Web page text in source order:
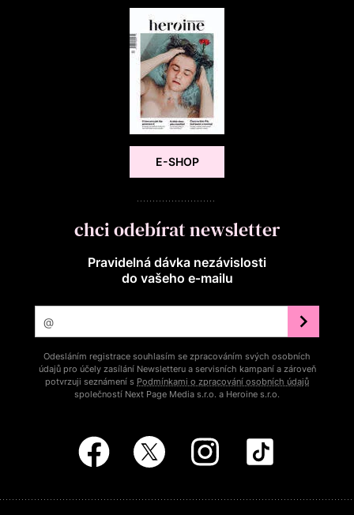
E-SHOP
chci odebírat newsletter
Pravidelná dávka nezávislosti
do vašeho e‑mailu
Odesláním registrace souhlasím se zpracováním svých osobních
údajů pro účely zasílání Newsletteru a servisních kampaní a zároveň
potvrzuji seznámení s Podmínkami o zpracování osobních údajů
společností Next Page Media s.r.o. a Heroine s.r.o.